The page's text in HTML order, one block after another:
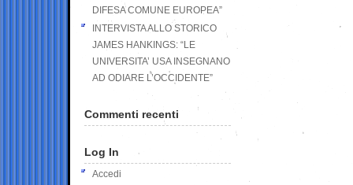
DIFESA COMUNE EUROPEA”
INTERVISTA ALLO STORICO
JAMES HANKINGS: “LE
UNIVERSITA’ USA INSEGNANO
AD ODIARE L’OCCIDENTE”
Commenti recenti
Log In
Accedi